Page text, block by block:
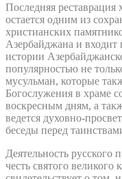
Последняя реставрация
остается одним из
христианских
Азербайджана и
истории
популярностью не
мусульман, которые
Богослужения в храме
воскресным дням, а
ведется духовно-
беседы перед
Деятельность русского
честь святого